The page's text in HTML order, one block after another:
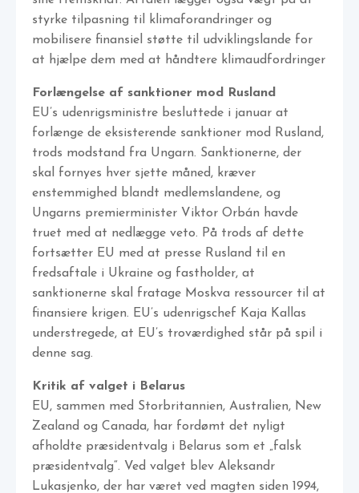
styrke tilpasning til klimaforandringer og
mobilisere finansiel støtte til udviklingslande for
at hjælpe dem med at håndtere klimaudfordringer
Forlængelse af sanktioner mod Rusland
EU’s udenrigsministre besluttede i januar at
forlænge de eksisterende sanktioner mod Rusland,
trods modstand fra Ungarn. Sanktionerne, der
skal fornyes hver sjette måned, kræver
enstemmighed blandt medlemslandene, og
Ungarns premierminister Viktor Orbán havde
truet med at nedlægge veto. På trods af dette
fortsætter EU med at presse Rusland til en
fredsaftale i Ukraine og fastholder, at
sanktionerne skal fratage Moskva ressourcer til at
finansiere krigen. EU’s udenrigschef Kaja Kallas
understregede, at EU’s troværdighed står på spil i
denne sag.
Kritik af valget i Belarus
EU, sammen med Storbritannien, Australien, New
Zealand og Canada, har fordømt det nyligt
afholdte præsidentvalg i Belarus som et „falsk
præsidentvalg“. Ved valget blev Aleksandr
Lukasjenko, der har været ved magten siden 1994,